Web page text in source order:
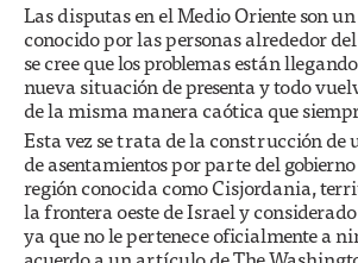
Las disputas en el Medio Oriente son
conocido por las personas alrededor
se cree que los problemas están
nueva situación de presenta y todo
de la misma manera caótica que
Esta vez se trata de la construcción de
de asentamientos por parte del
región conocida como Cisjordania,
la frontera oeste de Israel y
ya que no le pertenece oficialmente a